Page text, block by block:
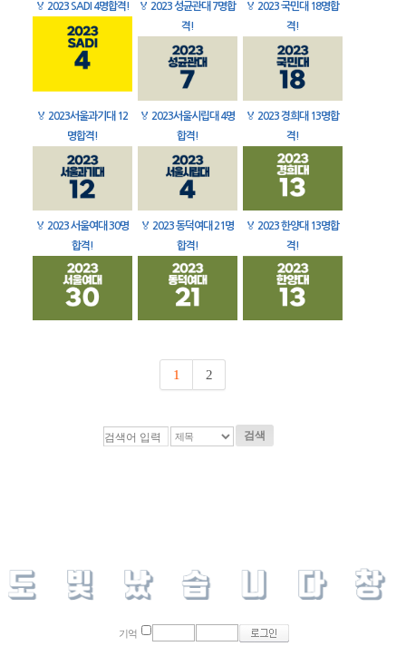
🏅 2023 SADI 4명합격! 🏅 2023 성균관대 7명합
격!
🏅 2023 국민대 18명합
격!
🏅 2023서울과기대 12
명합격!
🏅 2023서울시립대 4명
합격!
🏅 2023 경희대 13명합
격!
🏅 2023 서울여대 30명
합격!
🏅 2023 동덕여대 21명
합격!
🏅 2023 한양대 13명합
격!
1 2
검색
기억